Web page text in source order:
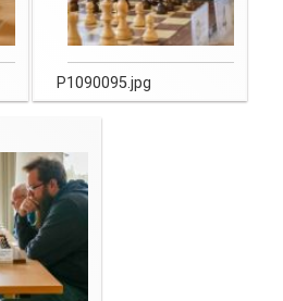
P1090095.jpg